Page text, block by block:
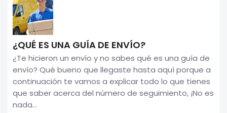
¿QUÉ ES UNA GUÍA DE ENVÍO?
¿Te hicieron un envío y no sabes qué es una guía de
envío? Qué bueno que llegaste hasta aquí porque a
continuación te vamos a explicar todo lo que tienes
que saber acerca del número de seguimiento, ¡No es
nada...